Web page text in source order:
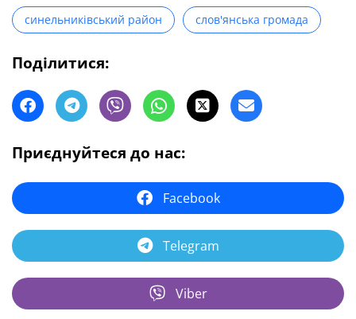
синельниківський район слов'янська громада
Поділитися:
Приєднуйтеся до нас:
Facebook
Telegram
Viber